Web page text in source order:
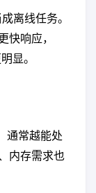
离线任务。
快响应，
显。
通常越能处
内存需求也